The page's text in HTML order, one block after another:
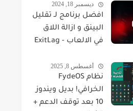
ديسمبر 18, 2024
افضل برنامج لـ تقليل
البينق و ازالة اللاق
في الالعاب - ExitLag
وازالة الباكت لوس
مجانا
أغسطس 8, 2025
نظام FydeOS
الخرافي! بديل ويندوز
10 بعد توقف الدعم +